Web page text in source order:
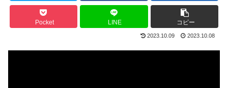
Pocket LINE コピー
2023.10.09 2023.10.08